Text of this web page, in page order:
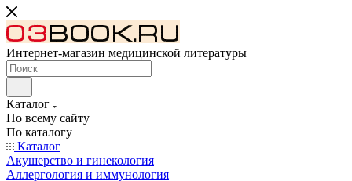
Интернет-магазин медицинской литературы
Каталог
По всему сайту
По каталогу
Каталог
Акушерство и гинекология
Аллергология и иммунология